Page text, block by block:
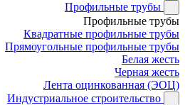
Профильные трубы
Профильные трубы
Квадратные профильные трубы
Прямоугольные профильные трубы
Белая жесть
Черная жесть
Лента оцинкованная (ЭОЦ)
Индустриальное строительство